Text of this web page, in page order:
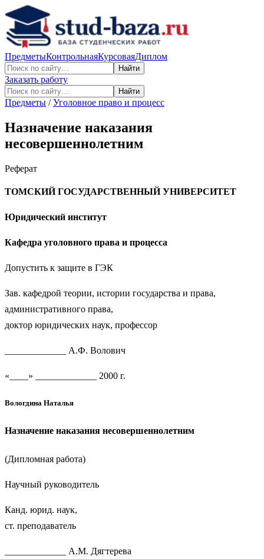
ПредметыКонтрольнаяКурсоваяДиплом
Найти
Заказать работу
Найти
Предметы /Уголовное право и процесс
Назначение наказания
несовершеннолетним
Реферат
ТОМСКИЙ ГОСУДАРСТВЕННЫЙ УНИВЕРСИТЕТ
Юридический институт
Кафедра уголовного права и процесса
Допустить к защите в ГЭК
Зав. кафедрой теории, истории государства и права,
административного права,
доктор юридических наук, профессор
_____________ А.Ф. Волович
«____» _____________ 2000 г.
Вологдина Наталья
Назначение наказания несовершеннолетним
(Дипломная работа)
Научный руководитель
Канд. юрид. наук,
ст. преподаватель
_____________ А.М. Дягтерева